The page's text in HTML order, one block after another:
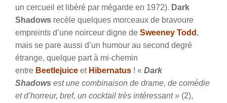
un cercueil et libéré par mégarde en 1972). Dark
Shadows recèle quelques morceaux de bravoure
empreints d’une noirceur digne de Sweeney Todd ,
mais se pare aussi d’un humour au second degré
étrange, quelque part à mi-chemin
entre Beetlejuice et Hibernatus ! « Dark
Shadows est une combinaison de drame, de comédie
et d’horreur, bref, un cocktail très intéressant » (2),